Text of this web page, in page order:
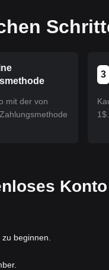
mit der von
3
1$.
beginnen.